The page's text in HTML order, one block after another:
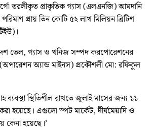
তরলীকৃত প্রাকৃতিক গ্যাস (এলএনজি) আমদানি
প্রায় তিন কোটি ৫২ লাখ মিলিয়ন ব্রিটিশ
তেল, গ্যাস ও খনিজ সম্পদ করপোরেশনের
(অপারেশন অ্যান্ড মাইনস) প্রকৌশলী মো: রফিকুল
ব্যবস্থা স্থিতিশীল রাখতে জুলাই মাসের জন্য ১১
হয়েছে। এগুলো স্পট মার্কেট, দীর্ঘমেয়াদি ও
কেনা হয়েছে।’